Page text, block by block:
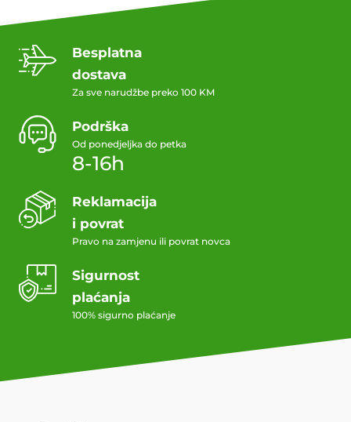
Besplatna
dostava
Za sve narudžbe preko 100 KM
Podrška
Od ponedjeljka do petka
8-16h
Reklamacija
i povrat
Pravo na zamjenu ili povrat novca
Sigurnost
plaćanja
100% sigurno plaćanje